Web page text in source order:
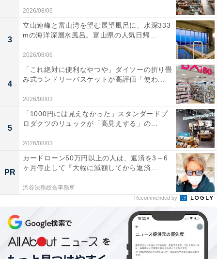
2026/08/06
3
立山連峰と富山湾を望む展望風呂に、水深333
mの海洋深層水風呂。富山県の人気日帰...
2026/08/06
4
「これ絶対に便利なやつや」ダイソーの折り畳
み式ランドリーバスケットが高評価「使わ...
2026/08/03
5
「1000円には見えなかった」スタンダードプ
ロダクツのリュックが「高見えする」の...
2026/08/03
PR
カードローン50万円以上の人は、返済を3～6
ヶ月停止して『大幅に減額してから返済...
渋谷法務総合事務所
Recommended by